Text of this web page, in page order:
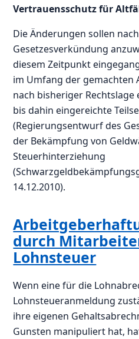
Vertrauensschutz für
Die Änderungen sollen
Gesetzesverkündung
diesem Zeitpunkt
im Umfang der gemachten
nach bisheriger
bis dahin eingereichte
(Regierungsentwurf des
der Bekämpfung von
Steuerhinterziehung
14.12.2010).
durch
Lohnsteuer
Wenn eine für die
Lohnsteueranmeldung
ihre eigenen
Gunsten manipuliert hat,